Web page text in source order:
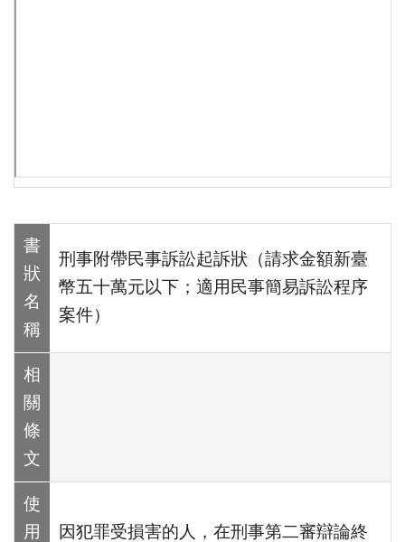
書
狀
名
稱
刑事附帶民事訴訟起訴狀（請求金額新臺
幣五十萬元以下；適用民事簡易訴訟程序
案件）
相
關
條
文
使
用
因犯罪受損害的人，在刑事第二審辯論終